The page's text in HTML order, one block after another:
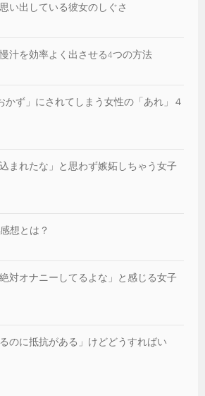
い出している彼女のしぐさ
汁を効率よく出させる4つの方法
かず」にされてしまう女性の「あれ」４
まれたな」と思わず嫉妬しちゃう女子
想とは？
対オナニーしてるよな」と感じる女子
のに抵抗がある」けどどうすればい